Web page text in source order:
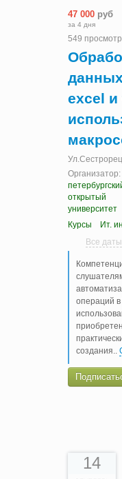
47 000 руб
за 4 дня
549
excel и
Организатор:
открытый
университет
Курсы
Ит.
Все даты
операций
создания..
14